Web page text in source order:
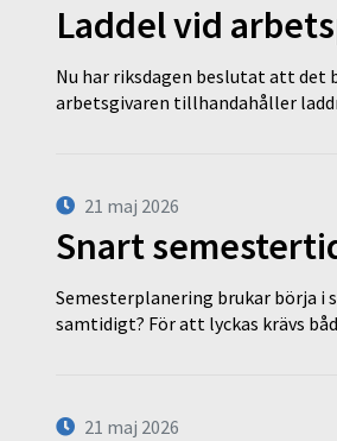
Laddel vid
Nu har riksdagen beslutat att
arbetsgivaren tillhandahåller
21 maj 2026
Snart
Semesterplanering brukar börja i
samtidigt? För att lyckas krävs
21 maj 2026